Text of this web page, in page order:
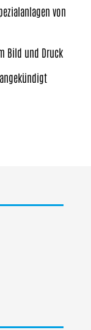
von
Bild und Druck